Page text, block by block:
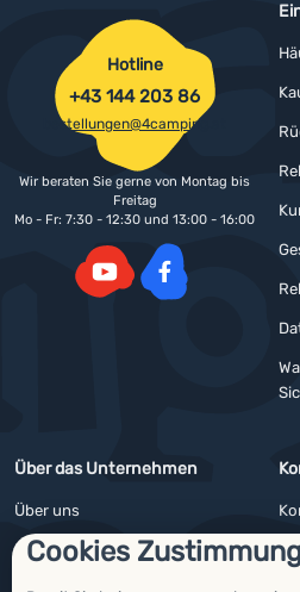
Cookies
Über das Unternehmen
Über uns
Impressum
Hotline
+43 144 203 86
bestellungen@4camping.at
Wir beraten Sie gerne von Montag bis
Freitag
Mo - Fr: 7:30 - 12:30 und 13:00 - 16:00